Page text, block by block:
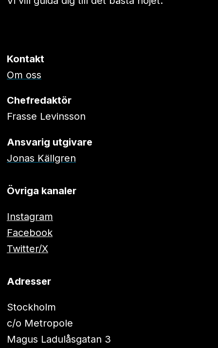
Kontakt
Om oss
Chefredaktör
Frasse Levinsson
Ansvarig utgivare
Jonas Källgren
Övriga kanaler
Instagram
Facebook
Twitter/X
Adresser
Stockholm
c/o Metropole
Magus Ladulåsgatan 3